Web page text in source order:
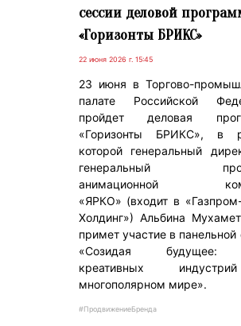
сессии деловой
«Горизонты БРИКС»
22 июня 2026 г. 15:45
23 июня в Торгово-
палате Российской
пройдет деловая
«Горизонты БРИКС», в
которой генеральный
генеральный
анимационной
«ЯРКО» (входит в
Холдинг») Альбина
примет участие в панельной
«Созидая будущее:
креативных
многополярном мире».
#ПродвижениеБренда